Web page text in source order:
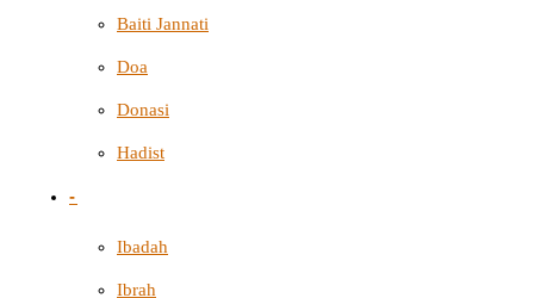
Baiti Jannati
Doa
Donasi
Hadist
-
Ibadah
Ibrah